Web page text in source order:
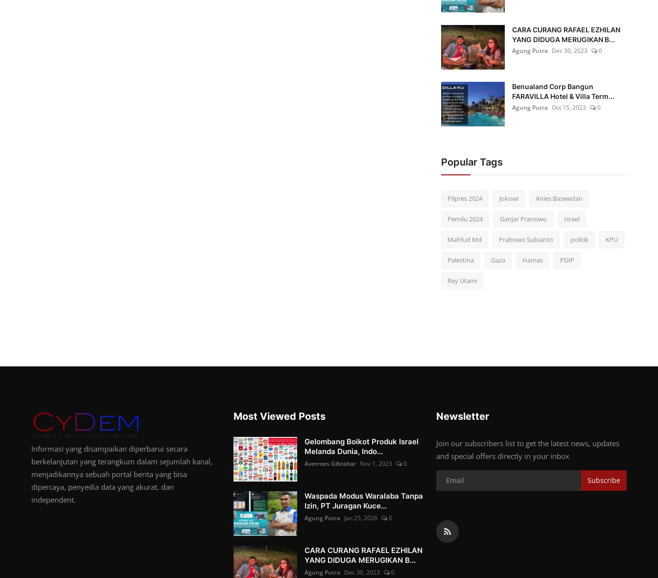
CARA CURANG RAFAEL EZHILAN
YANG DIDUGA MERUGIKAN B...
Agung Putra Dec 30, 2023 0
Benualand Corp Bangun
FARAVILLA Hotel & Villa Term...
Agung Putra Oct 15, 2023 0
Popular Tags
Pilpres 2024 Jokowi Anies Baswedan
Pemilu 2024 Ganjar Pranowo Israel
Mahfud Md Prabowo Subianto politik KPU
Palestina Gaza Hamas PDIP
Rey Utami
Informasi yang disampaikan diperbarui secara
berkelanjutan yang terangkum dalam sejumlah kanal,
menjadikannya sebuah portal berita yang bisa
dipercaya, penyedia data yang akurat, dan
independent.
Most Viewed Posts
Gelombang Boikot Produk Israel
Melanda Dunia, Indo...
Averroes Gibraltar Nov 1, 2023 0
Waspada Modus Waralaba Tanpa
Izin, PT Juragan Kuce...
Agung Putra Jan 25, 2026 0
CARA CURANG RAFAEL EZHILAN
YANG DIDUGA MERUGIKAN B...
Agung Putra Dec 30, 2023 0
Newsletter
Join our subscribers list to get the latest news, updates
and special offers directly in your inbox
Subscribe